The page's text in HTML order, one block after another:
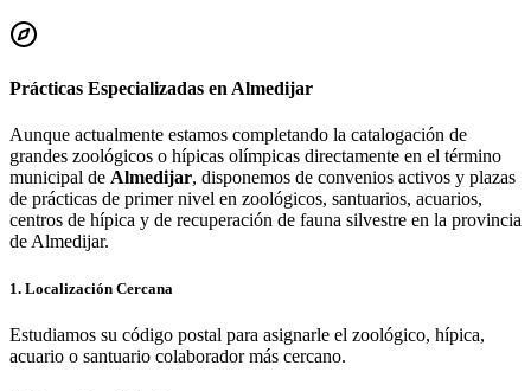
Prácticas Especializadas en Almedijar
Aunque actualmente estamos completando la catalogación de
grandes zoológicos o hípicas olímpicas directamente en el término
municipal de Almedijar, disponemos de convenios activos y plazas
de prácticas de primer nivel en zoológicos, santuarios, acuarios,
centros de hípica y de recuperación de fauna silvestre en la provincia
deAlmedijar.
1. Localización Cercana
Estudiamos su código postal para asignarle el zoológico, hípica,
acuario o santuario colaborador más cercano.